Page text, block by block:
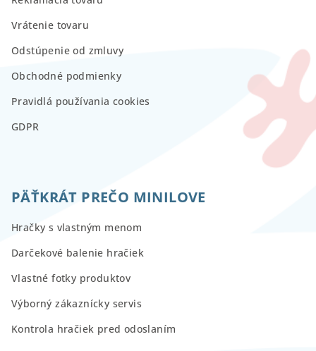
Vrátenie tovaru
Odstúpenie od zmluvy
Obchodné podmienky
Pravidlá používania cookies
GDPR
PÄŤKRÁT PREČO MINILOVE
Hračky s vlastným menom
Darčekové balenie hračiek
Vlastné fotky produktov
Výborný zákaznícky servis
Kontrola hračiek pred odoslaním